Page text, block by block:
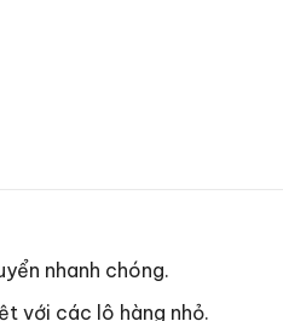
nhanh chóng.
với các lô hàng nhỏ.